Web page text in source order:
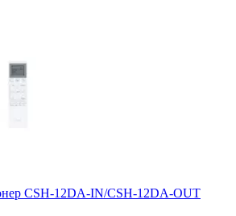
CSH-12DA-IN/CSH-12DA-OUT